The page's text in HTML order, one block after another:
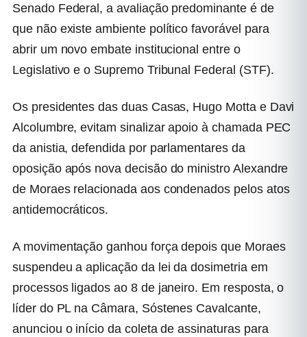
Senado Federal, a avaliação predominante é de
que não existe ambiente político favorável para
abrir um novo embate institucional entre o
Legislativo e o Supremo Tribunal Federal (STF).
Os presidentes das duas Casas, Hugo Mottae Davi
Alcolumbre, evitam sinalizar apoio à chamada PEC
da anistia, defendida por parlamentares da
oposição após nova decisão do ministro Alexandre
de Moraesrelacionada aos condenados pelos atos
antidemocráticos.
A movimentação ganhou força depois que Moraes
suspendeu a aplicação da lei da dosimetria em
processos ligados ao 8 de janeiro. Em resposta, o
líder do PL na Câmara, Sóstenes Cavalcante,
anunciou o início da coleta de assinaturas para